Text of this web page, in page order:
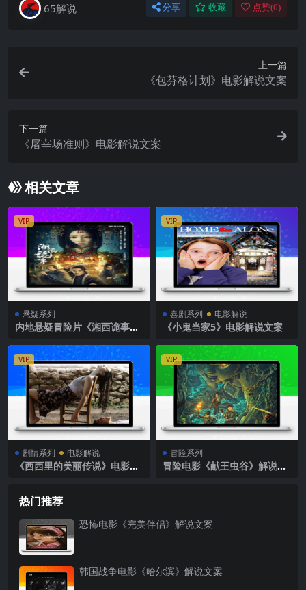
65解说 分享 收藏 点赞(0)
上一篇
《包芬格计划》电影解说文案
下一篇
《屠宰场准则》电影解说文案
相关文章
VIP
悬疑系列
内地悬疑冒险片《湘西诡事》
VIP
喜剧系列 电影解说
《小鬼当家5》电影解说文案
VIP
剧情系列 电影解说
《西西里的美丽传说》电影解
VIP
冒险系列
冒险电影《献王虫谷》解说文
热门推荐
恐怖电影《完美伴侣》解说文案
韩国战争电影《哈尔滨》解说文案